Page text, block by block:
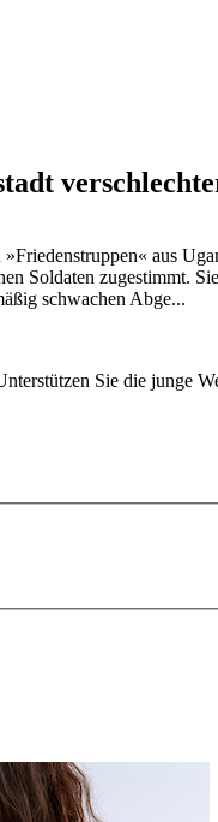
aus
Soldaten zugestimmt.
schwachen Abge...
Sie die junge